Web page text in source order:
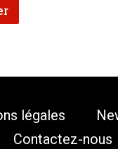
légales
Contactez-nous